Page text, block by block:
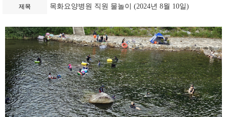
제목 목화요양병원 직원 물놀이 (2024년 8월 10일)